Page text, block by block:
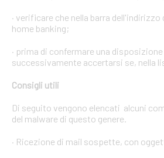
· verificare che nella barra
home banking;
· prima di confermare una
successivamente accertarsi se, nella
Consigli utili
Di seguito vengono elencati alcuni
del malware di questo genere.
· Ricezione di mail sospette, con